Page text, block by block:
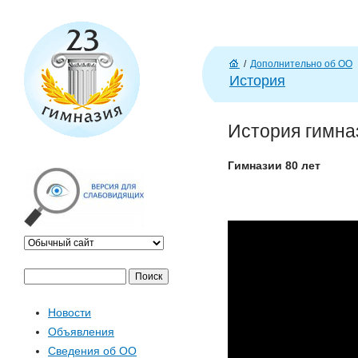
Г
л
н
я
/ Дополнительно об ОО
История
История
Гимназии 80 лет
Ф
Новости
Объявления
Сведения об ОО